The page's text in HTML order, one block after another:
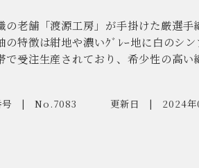
の老舗「渡源工房」が手掛けた厳選手
の特徴は紺地や濃いｸﾞﾚｰ地に白のシ
で受注生産されており、希少性の高い
No.7083 更新日 2024年